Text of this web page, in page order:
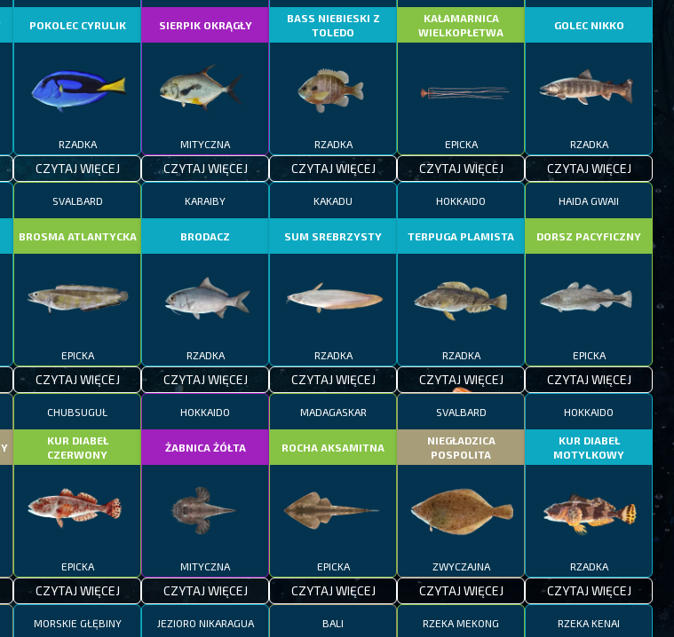
POKOLEC CYRULIK
RZADKA
CZYTAJ WIĘCEJ
SIERPIK OKRĄGŁY
MITYCZNA
CZYTAJ WIĘCEJ
BASS NIEBIESKI Z
TOLEDO
RZADKA
CZYTAJ WIĘCEJ
KAŁAMARNICA
WIELKOPŁETWA
EPICKA
CZYTAJ WIĘCEJ
GOLEC NIKKO
RZADKA
CZYTAJ WIĘCEJ
SVALBARD
BROSMA ATLANTYCKA
EPICKA
CZYTAJ WIĘCEJ
KARAIBY
BRODACZ
RZADKA
CZYTAJ WIĘCEJ
KAKADU
SUM SREBRZYSTY
RZADKA
CZYTAJ WIĘCEJ
HOKKAIDO
TERPUGA PLAMISTA
RZADKA
CZYTAJ WIĘCEJ
HAIDA GWAII
DORSZ PACYFICZNY
EPICKA
CZYTAJ WIĘCEJ
CHUBSUGUŁ
KUR DIABEŁ
CZERWONY
EPICKA
CZYTAJ WIĘCEJ
HOKKAIDO
ŻABNICA ŻÓŁTA
MITYCZNA
CZYTAJ WIĘCEJ
MADAGASKAR
ROCHA AKSAMITNA
EPICKA
CZYTAJ WIĘCEJ
SVALBARD
NIEGŁADZICA
POSPOLITA
ZWYCZAJNA
CZYTAJ WIĘCEJ
HOKKAIDO
KUR DIABEŁ
MOTYLKOWY
RZADKA
CZYTAJ WIĘCEJ
MORSKIE GŁĘBINY JEZIORO NIKARAGUA BALI RZEKA MEKONG RZEKA KENAI